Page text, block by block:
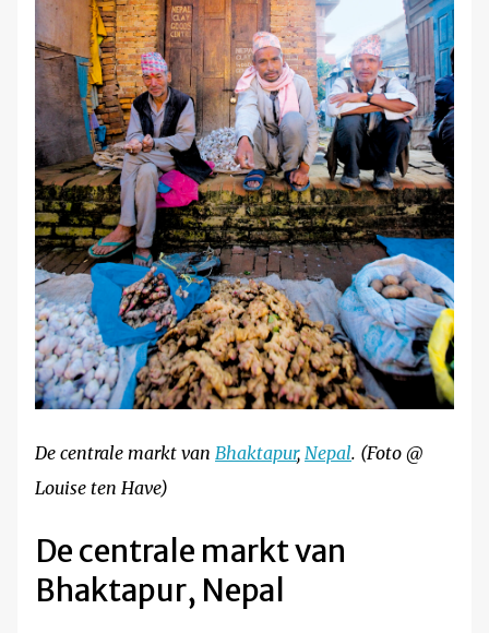
De centrale markt van Bhaktapur, Nepal. (Foto @
Louise ten Have)
De centrale markt van
Bhaktapur, Nepal